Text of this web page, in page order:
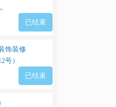
已结束
饰装修
号）
已结束